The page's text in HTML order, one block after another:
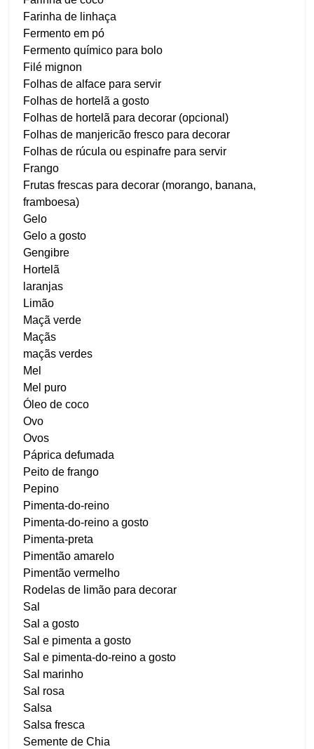
Farinha de linhaça
Fermento em pó
Fermento químico para bolo
Filé mignon
Folhas de alface para servir
Folhas de hortelã a gosto
Folhas de hortelã para decorar (opcional)
Folhas de manjericão fresco para decorar
Folhas de rúcula ou espinafre para servir
Frango
Frutas frescas para decorar (morango, banana,
framboesa)
Gelo
Gelo a gosto
Gengibre
Hortelã
laranjas
Limão
Maçã verde
Maçãs
maçãs verdes
Mel
Mel puro
Óleo de coco
Ovo
Ovos
Páprica defumada
Peito de frango
Pepino
Pimenta-do-reino
Pimenta-do-reino a gosto
Pimenta-preta
Pimentão amarelo
Pimentão vermelho
Rodelas de limão para decorar
Sal
Sal a gosto
Sal e pimenta a gosto
Sal e pimenta-do-reino a gosto
Sal marinho
Sal rosa
Salsa
Salsa fresca
Semente de Chia